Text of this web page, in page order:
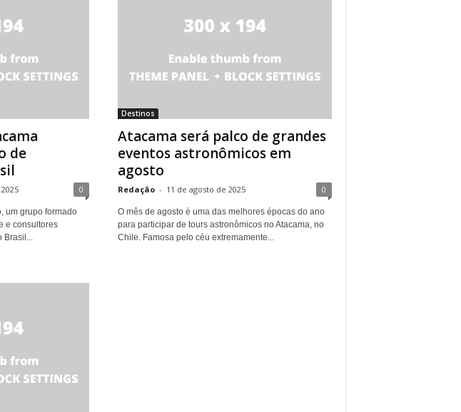
de
0
um grupo formado
e consultores
Destinos
Atacama será palco de grandes
eventos astronômicos em
agosto
Redação - 11 de agosto de 2025 0
O mês de agosto é uma das melhores épocas do ano
para participar de tours astronômicos no Atacama, no
Chile. Famosa pelo céu extremamente...